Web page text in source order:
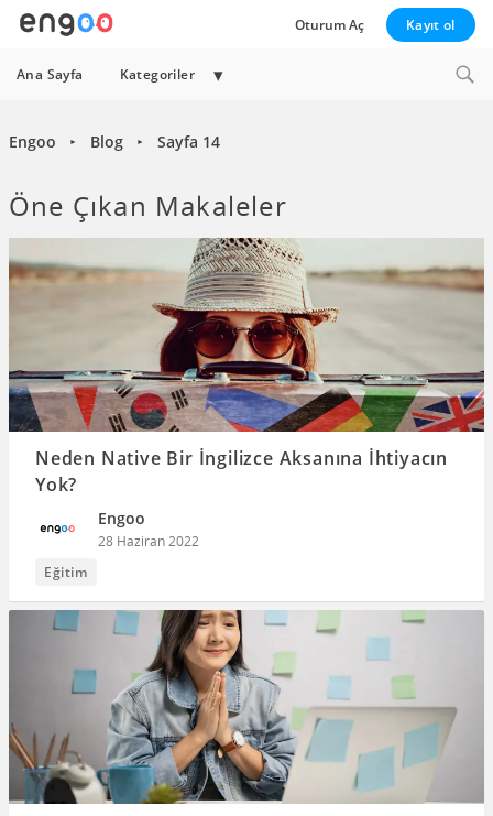
Oturum Aç Kayıt ol
Ana Sayfa Kategoriler
Engoo ► Blog ► Sayfa 14
Öne Çıkan Makaleler
Neden Native Bir İngilizce Aksanına İhtiyacın
Yok?
Engoo
28 Haziran 2022
Eğitim